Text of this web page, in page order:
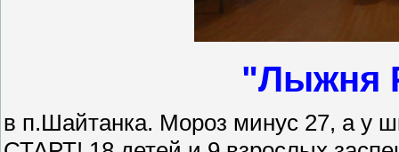
"Лыжня
в п.Шайтанка. Мороз минус 27, а у